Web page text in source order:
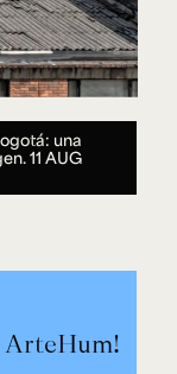
una
11 AUG
ArteHum!